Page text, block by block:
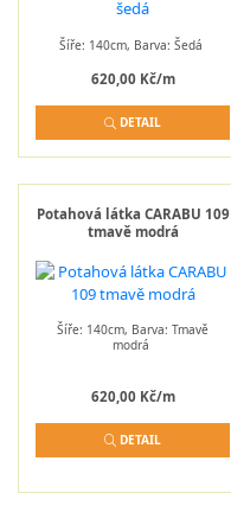
Šíře: 140cm, Barva: Šedá
620,00 Kč/m
DETAIL
Potahová látka CARABU 109
tmavě modrá
Šíře: 140cm, Barva: Tmavě
modrá
620,00 Kč/m
DETAIL